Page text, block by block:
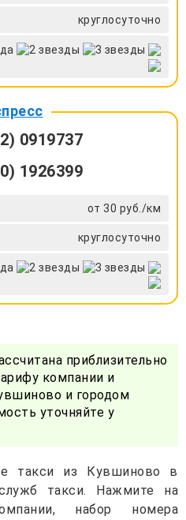
круглосуточно
0919737
1926399
от 30 руб./км
круглосуточно
приблизительно
компании и
и городом
уточняйте у
такси из Кувшиново в
такси. Нажмите на
набор номера